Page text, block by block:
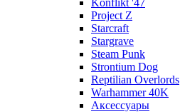
Konflikt '47
Project Z
Starcraft
Stargrave
Steam Punk
Strontium Dog
Reptilian Overlords
Warhammer 40K
Аксессуары